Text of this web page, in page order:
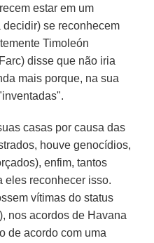
estar em um
se reconhecem
Timoleón
disse que não iria
mais porque, na sua
casas por causa das
houve genocídios,
enfim, tantos
eles reconhecer isso.
vítimas do status
nos acordos de Havana
de acordo com uma